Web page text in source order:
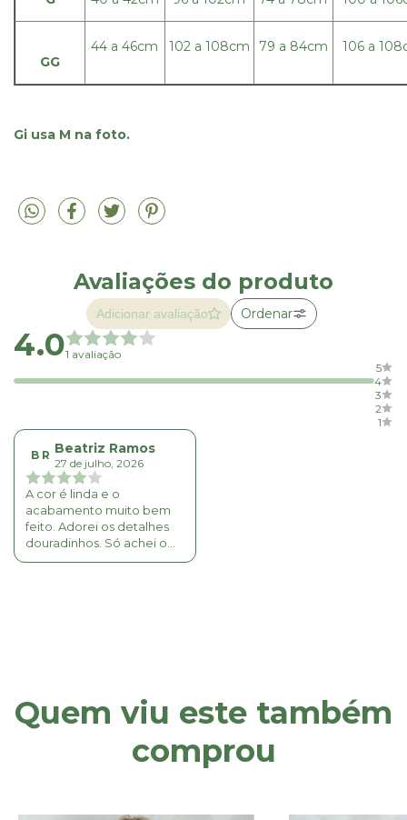
GG
44 a 46cm 102 a 108cm 79 a 84cm 106 a
Gi usa M na foto.
Avaliações do produto
Adicionar avaliação Ordenar
4.01 avaliação
5
4
3
2
1
B R Beatriz Ramos
27 de julho, 2026
A cor é linda e o
acabamento muito bem
feito. Adorei os detalhes
douradinhos. Só achei o
tecido bem fino
Quem viu este também
comprou